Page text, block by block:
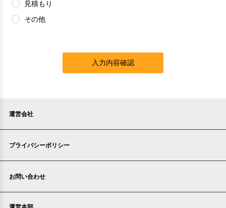
見積もり
その他
入力内容確認
運営会社
プライバシーポリシー
お問い合わせ